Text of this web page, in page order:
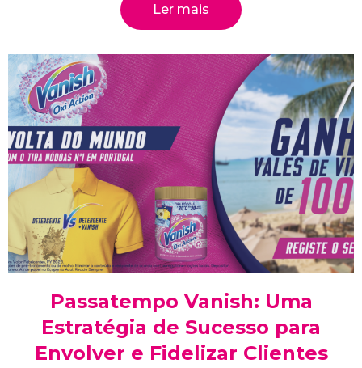
Ler mais
Passatempo Vanish: Uma
Estratégia de Sucesso para
Envolver e Fidelizar Clientes